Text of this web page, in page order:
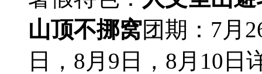
山顶不挪窝团期：7月
日，8月9日，8月10日